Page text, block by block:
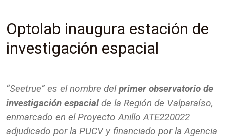
Optolab inaugura estación de
investigación espacial
“Seetrue” es el nombre delprimer observatorio de
investigación espacialde la Región de Valparaíso,
enmarcado en el Proyecto Anillo ATE220022
adjudicado por la PUCV y financiado por la Agencia